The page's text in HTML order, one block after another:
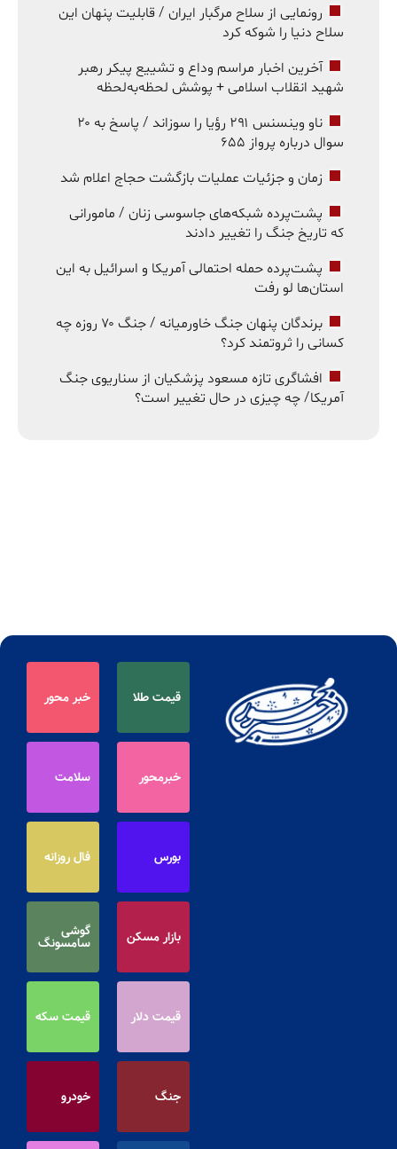
رونمایی از سلاح مرگبار ایران / قابلیت پنهان این
سلاح دنیا را شوکه کرد
آخرین اخبار مراسم وداع و تشییع پیکر رهبر
شهید انقلاب اسلامی + پوشش لحظه‌به‌لحظه
ناو وینسنس ۲۹۱ رؤیا را سوزاند / پاسخ به ۲۰
سوال درباره پرواز ۶۵۵
زمان و جزئیات عملیات بازگشت حجاج اعلام شد
پشت‌پرده شبکه‌های جاسوسی زنان / مامورانی
که تاریخ جنگ را تغییر دادند
پشت‌پرده حمله احتمالی آمریکا و اسرائیل به این
استان‌ها لو رفت
برندگان پنهان جنگ خاورمیانه / جنگ ۷۰ روزه چه
کسانی را ثروتمند کرد؟
افشاگری تازه مسعود پزشکیان از سناریوی جنگ
آمریکا/ چه چیزی در حال تغییر است؟
قیمت طلا خبر محور
خبرمحور سلامت
بورس فال روزانه
بازار مسکن گوشی
سامسونگ
قیمت دلار قیمت سکه
جنگ خودرو